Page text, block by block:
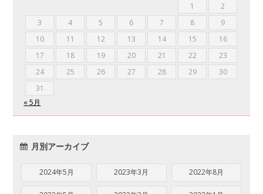
1
2
3
4 5 6 7 8
9
10
11 12 13 14 15
16
17
18 19 20 21 22
23
24
25 26 27 28 29
30
31
« 5月
月別アーカイブ
2024年5月 2023年3月 2022年8月